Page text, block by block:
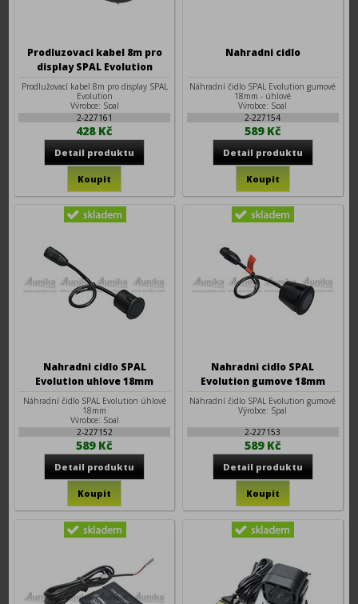
Prodluzovaci kabel 8m pro
display SPAL Evolution
Prodlužovací kabel 8m pro display SPAL
Evolution
Výrobce: Spal
2-227161
428 Kč
Nahradni cidlo
Náhradní čidlo SPAL Evolution gumové
18mm - úhlové
Výrobce: Spal
2-227154
589 Kč
Nahradni cidlo SPAL
Evolution uhlove 18mm
Náhradní čidlo SPAL Evolution úhlové
18mm
Výrobce: Spal
2-227152
589 Kč
Nahradni cidlo SPAL
Evolution gumove 18mm
Náhradní čidlo SPAL Evolution gumové
Výrobce: Spal
2-227153
589 Kč